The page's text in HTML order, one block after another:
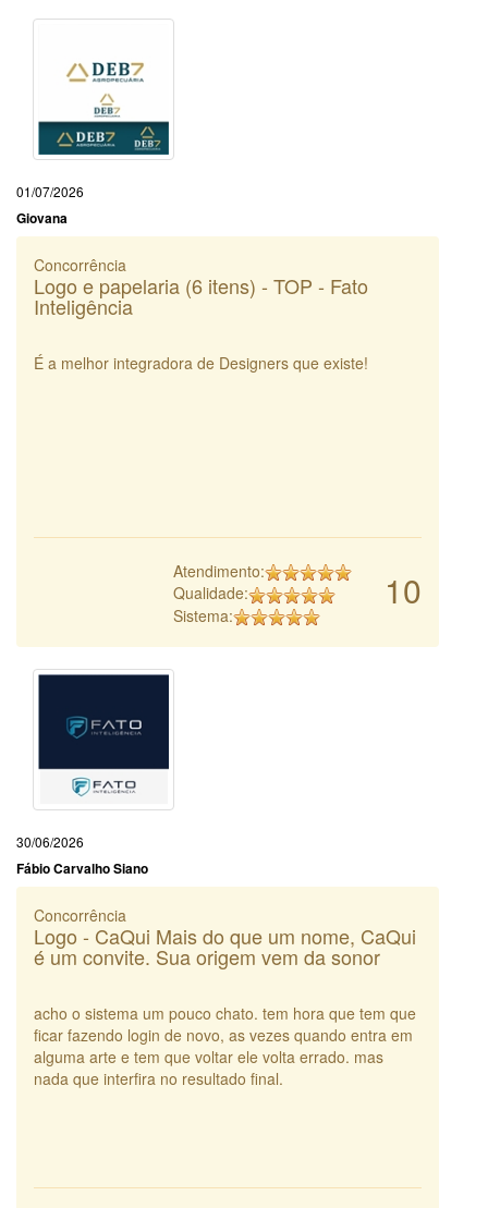
01/07/2026
Giovana
Concorrência
Logo e papelaria (6 itens) - TOP - Fato
Inteligência
É a melhor integradora de Designers que existe!
10
Atendimento:
Qualidade:
Sistema:
30/06/2026
Fábio Carvalho Siano
Concorrência
Logo - CaQui Mais do que um nome, CaQui
é um convite. Sua origem vem da sonor
acho o sistema um pouco chato. tem hora que tem que
ficar fazendo login de novo, as vezes quando entra em
alguma arte e tem que voltar ele volta errado. mas
nada que interfira no resultado final.